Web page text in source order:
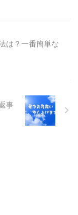
は？一番簡単な
事